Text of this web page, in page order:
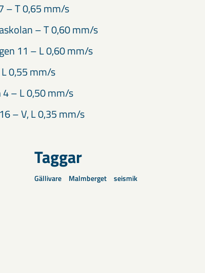
– T 0,65 mm/s
– T 0,60 mm/s
11 – L 0,60 mm/s
0,55 mm/s
– L 0,50 mm/s
– V, L 0,35 mm/s
Taggar
Gällivare Malmberget seismik